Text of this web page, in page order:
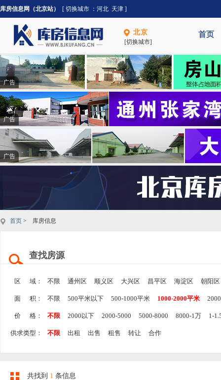
库房信息网（北京站） [ 切换城市 ： 河北 天津 ]
北京
[切换城市]
首页
广告
广告
广告
首页 > 库房信息
查找房源
区 域： 不限 通州区 顺义区 大兴区 昌平区 海淀区 朝阳区
面 积： 不限 500平米以下 500-1000平米 1000-2000平米
价 格： 不限 2000以下 2000-5000 5000-8000 8000-1万 1-
供求类型： 不限 出租 出售 租售 转让 合作
共找到 1 条信息